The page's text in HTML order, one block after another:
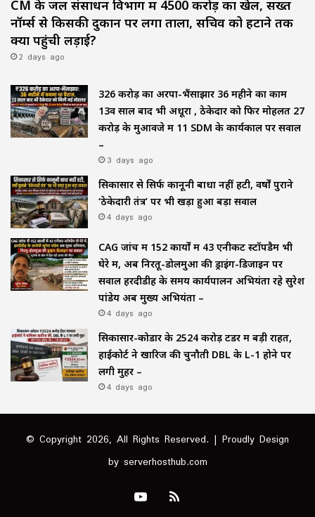
CM के जल संसाधन विभाग में ₹4500 करोड़ का खेल, सख्त
नॉर्म्स से किसकी दुकान पर लगा ताला, सचिव को हटाने तक
क्यों पहुंची लड़ाई?
2 days ago
₹326 करोड़ का अरपा-भैंसाझार 36 महीने का काम
13वें साल बाद भी अधूरा , ठेकेदार को फिर मोहलत ₹27
करोड़ के मुआवजे में 11 SDM के कार्यकाल पर सवाल
–
3 days ago
सिकासार से सिर्फ कानूनी बाधा नहीं हटी, वर्षों पुराने
‘ठेकेदारी तंत्र’ पर भी खड़ा हुआ बड़ा सवाल
4 days ago
CAG जांच में 152 कार्यों में 43 एनीकट स्टॉपडैम भी
घेरे में, अब निरतू-डोलमुआ की ड्राइंग-डिजाइन पर
सवाल हरदीडीह के समय कार्यपालन अभियंता रहे सुरेश
पांडेय अब मुख्य अभियंता –
4 days ago
सिकासार-कोडार के ₹2524 करोड़ टेंडर में बड़ी राहत,
हाईकोर्ट ने खारिज की चुनौती DBL के L-1 होने पर
लगी मुहर –
4 days ago
© Copyright 2026, All Rights Reserved. | Proudly Design
by serverhosthub.com
YouTube
RSS